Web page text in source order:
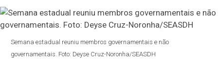
Semana estadual reuniu membros governamentais e não
governamentais. Foto: Deyse Cruz-Noronha/SEASDH